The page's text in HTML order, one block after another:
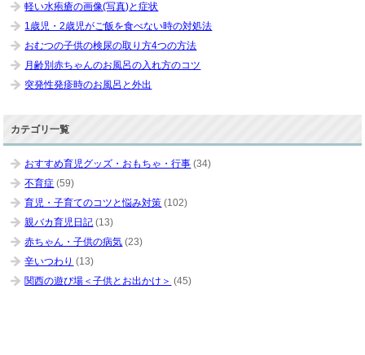
軽い水疱瘡の画像(写真)と症状
1歳児・2歳児がご飯を食べない時の対処法
おむつの子供の検尿の取り方4つの方法
月齢別赤ちゃんのお風呂の入れ方のコツ
突発性発疹時のお風呂と外出
カテゴリ一覧
おすすめ育児グッズ・おもちゃ・行事 (34)
不育症 (59)
育児・子育てのコツと悩み対策 (102)
親バカ育児日記 (13)
赤ちゃん・子供の病気 (23)
辛いつわり (13)
関西の遊び場＜子供とお出かけ＞ (45)